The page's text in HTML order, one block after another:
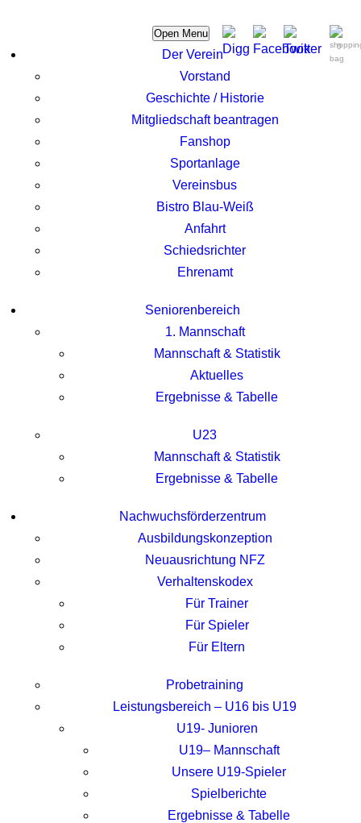
0
Open Menu
Der Verein
Vorstand
Geschichte / Historie
Mitgliedschaft beantragen
Fanshop
Sportanlage
Vereinsbus
Bistro Blau-Weiß
Anfahrt
Schiedsrichter
Ehrenamt
Seniorenbereich
1. Mannschaft
Mannschaft & Statistik
Aktuelles
Ergebnisse & Tabelle
U23
Mannschaft & Statistik
Ergebnisse & Tabelle
Nachwuchsförderzentrum
Ausbildungskonzeption
Neuausrichtung NFZ
Verhaltenskodex
Für Trainer
Für Spieler
Für Eltern
Probetraining
Leistungsbereich – U16 bis U19
U19- Junioren
U19– Mannschaft
Unsere U19-Spieler
Spielberichte
Ergebnisse & Tabelle